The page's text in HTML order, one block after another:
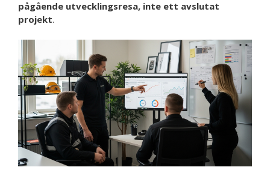
pågående utvecklingsresa, inte ett avslutat
projekt.